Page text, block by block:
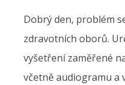
Dobrý den, problém
zdravotních oborů.
vyšetření zaměřené
včetně audiogramu a